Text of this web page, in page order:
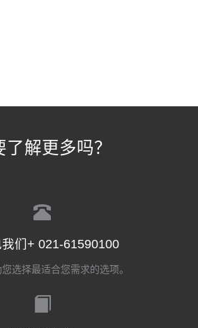
了解更多吗？
们+ 021-61590100
选择最适合您需求的选项。